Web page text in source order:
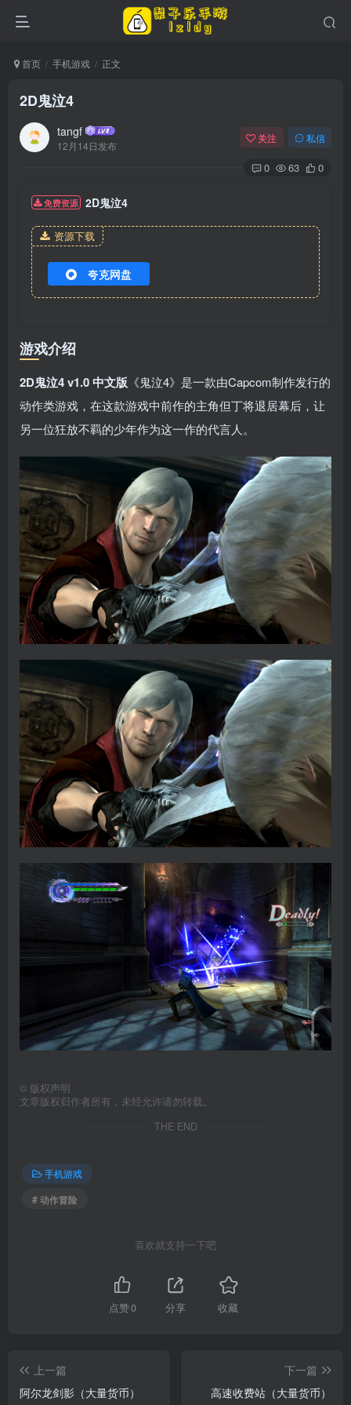
首页 手机游戏 正文
2D鬼泣4
tangf
12月14日发布
关注 私信
0 63 0
免费资源 2D鬼泣4
资源下载
夸克网盘
游戏介绍
2D鬼泣4 v1.0 中文版 《鬼泣4》是一款由Capcom制作发行的
动作类游戏，在这款游戏中前作的主角但丁将退居幕后，让
另一位狂放不羁的少年作为这一作的代言人。
© 版权声明
文章版权归作者所有，未经允许请勿转载。
THE END
手机游戏
# 动作冒险
喜欢就支持一下吧
点赞0 分享 收藏
上一篇
阿尔龙剑影（大量货币）
下一篇
高速收费站（大量货币）